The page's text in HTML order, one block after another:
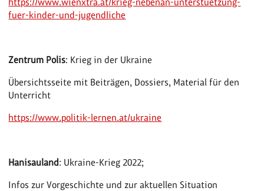
fuer-kinder-und-jugendliche
Zentrum Polis: Krieg in der Ukraine
Übersichtsseite mit Beiträgen, Dossiers, Material für den
Unterricht
https://www.politik-lernen.at/ukraine
Hanisauland: Ukraine-Krieg 2022;
Infos zur Vorgeschichte und zur aktuellen Situation